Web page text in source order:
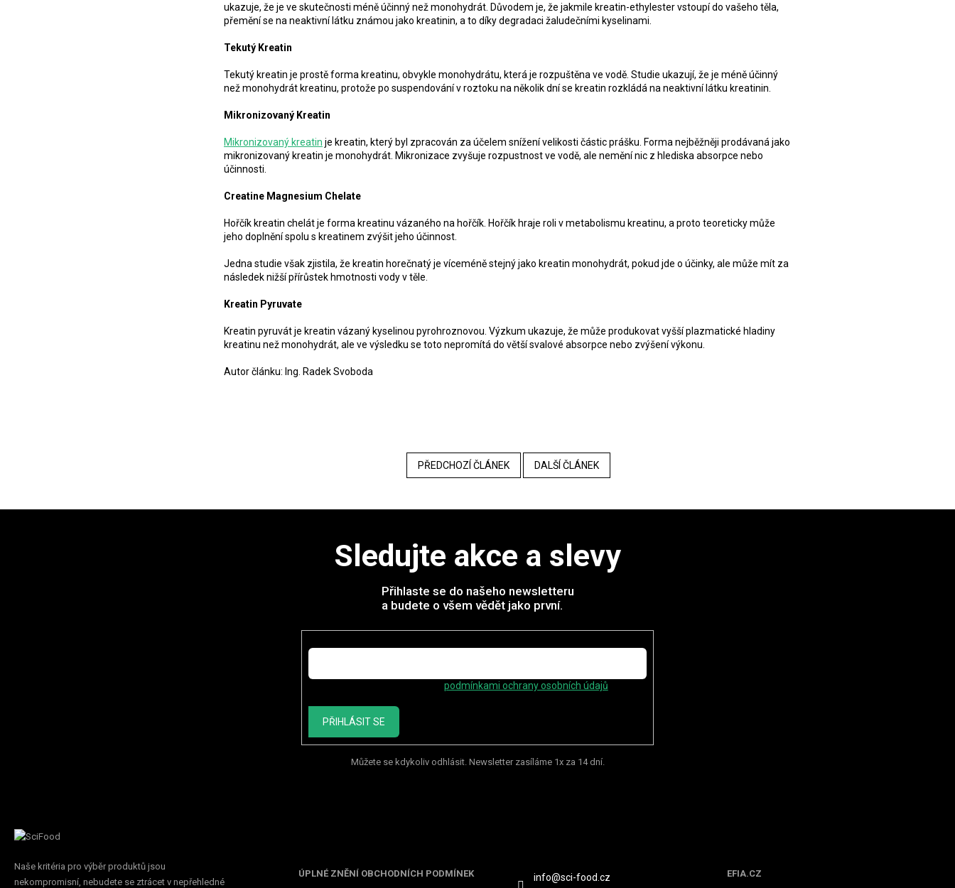
ukazuje, že je ve skutečnosti méně účinný než monohydrát. Důvodem je, že jakmile kreatin-ethylester vstoupí do vašeho těla,
přemění se na neaktivní látku známou jako kreatinin, a to díky degradaci žaludečními kyselinami.
Tekutý Kreatin
Tekutý kreatin je prostě forma kreatinu, obvykle monohydrátu, která je rozpuštěna ve vodě. Studie ukazují, že je méně účinný
než monohydrát kreatinu, protože po suspendování v roztoku na několik dní se kreatin rozkládá na neaktivní látku kreatinin.
Mikronizovaný Kreatin
Mikronizovaný kreatin je kreatin, který byl zpracován za účelem snížení velikosti částic prášku. Forma nejběžněji prodávaná jako
mikronizovaný kreatin je monohydrát. Mikronizace zvyšuje rozpustnost ve vodě, ale nemění nic z hlediska absorpce nebo
účinnosti.
Creatine Magnesium Chelate
Hořčík kreatin chelát je forma kreatinu vázaného na hořčík. Hořčík hraje roli v metabolismu kreatinu, a proto teoreticky může
jeho doplnění spolu s kreatinem zvýšit jeho účinnost.
Jedna studie však zjistila, že kreatin horečnatý je víceméně stejný jako kreatin monohydrát, pokud jde o účinky, ale může mít za
následek nižší přírůstek hmotnosti vody v těle.
Kreatin Pyruvate
Kreatin pyruvát je kreatin vázaný kyselinou pyrohroznovou. Výzkum ukazuje, že může produkovat vyšší plazmatické hladiny
kreatinu než monohydrát, ale ve výsledku se toto nepromítá do větší svalové absorpce nebo zvýšení výkonu.
Autor článku: Ing. Radek Svoboda
PŘEDCHOZÍ ČLÁNEK DALŠÍ ČLÁNEK
Sledujte akce a slevy
Přihlaste se do našeho newsletteru
a budete o všem vědět jako první.
podmínkami ochrany osobních údajů
PŘIHLÁSIT SE
Můžete se kdykoliv odhlásit. Newsletter zasíláme 1x za 14 dní.
Naše kritéria pro výběr produktů jsou
nekompromisní, nebudete se ztrácet v nepřehledné
ÚPLNÉ ZNĚNÍ OBCHODNÍCH PODMÍNEK info@sci-food.cz EFIA.CZ